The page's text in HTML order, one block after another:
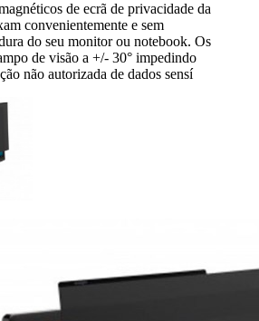
de ecrã de privacidade da
convenientemente e sem
do seu monitor ou notebook. Os
de visão a +/- 30° impedindo
não autorizada de dados sensí